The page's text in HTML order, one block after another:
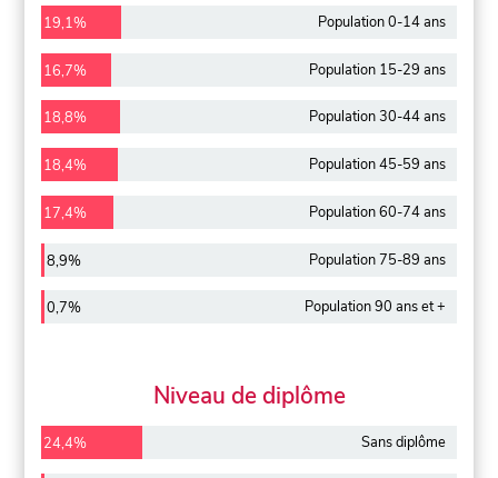
19,1% Population 0-14 ans
16,7% Population 15-29 ans
18,8% Population 30-44 ans
18,4% Population 45-59 ans
17,4% Population 60-74 ans
8,9% Population 75-89 ans
0,7% Population 90 ans et +
Niveau de diplôme
24,4% Sans diplôme